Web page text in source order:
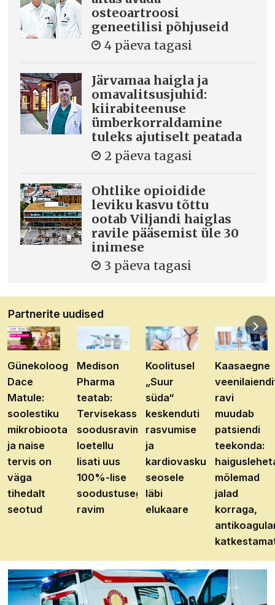
osteoartroosi
geneetilisi põhjuseid
4 päeva tagasi
Järvamaa haigla ja
omavalitsusjuhid:
kiirabiteenuse
ümberkorraldamine
tuleks ajutiselt peatada
2 päeva tagasi
Ohtlike opioidide
leviku kasvu tõttu
ootab Viljandi haiglas
ravile pääsemist üle 30
inimese
3 päeva tagasi
Partnerite uudised
Günekoloog
Dace
Matule:
soolestiku
mikrobioota
ja naise
tervis on
väga
tihedalt
seotud
Medison
Pharma
teatab:
Tervisekassa
soodusravimite
loetellu
lisati uus
100%-lise
soodustusega
ravim
Koolitusel
„Suur
süda“
keskenduti
rasvumise
ja
kardiovaskulaarhaiguste
seosele
läbi
elukaare
Kaasaegne
ravi
muudab
patsiendi
teekonda:
mõlemad
jalad
korraga,